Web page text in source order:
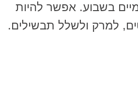
בשבוע. אפשר להיות
למרק ולשלל תבשילים.